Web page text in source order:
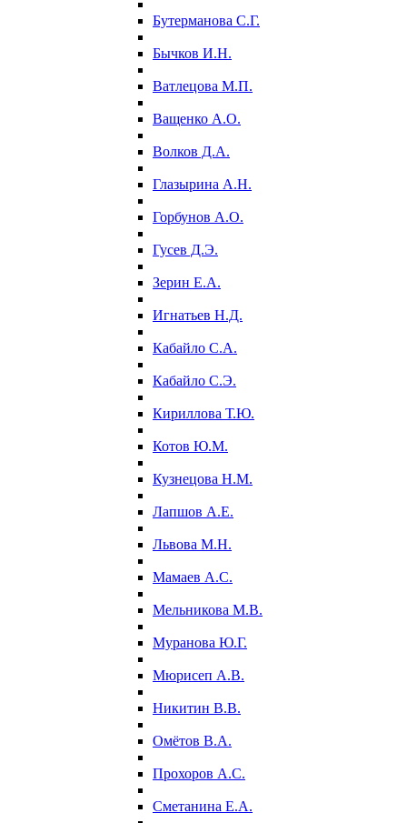
Бутерманова С.Г.
Бычков И.Н.
Ватлецова М.П.
Ващенко А.О.
Волков Д.А.
Глазырина А.Н.
Горбунов А.О.
Гусев Д.Э.
Зерин Е.А.
Игнатьев Н.Д.
Кабайло С.А.
Кабайло С.Э.
Кириллова Т.Ю.
Котов Ю.М.
Кузнецова Н.М.
Лапшов А.Е.
Львова М.Н.
Мамаев А.С.
Мельникова М.В.
Муранова Ю.Г.
Мюрисеп А.В.
Никитин В.В.
Омётов В.А.
Прохоров А.С.
Сметанина Е.А.